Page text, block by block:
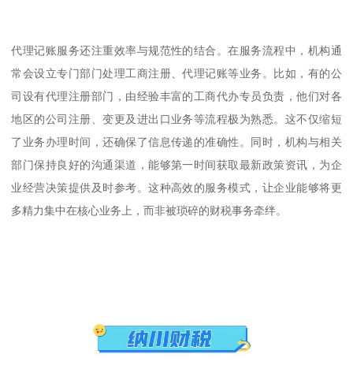
代理记账服务还注重效率与规范性的结合。在服务流程中，机构通
常会设立专门部门处理工商注册、代理记账等业务。比如，有的公
司设有代理注册部门，由经验丰富的工商代办专员负责，他们对各
地区的公司注册、变更及进出口业务等流程极为熟悉。这不仅缩短
了业务办理时间，还确保了信息传递的准确性。同时，机构与相关
部门保持良好的沟通渠道，能够第一时间获取最新政策资讯，为企
业经营决策提供及时参考。这种高效的服务模式，让企业能够将更
多精力集中在核心业务上，而非被琐碎的财税事务牵绊。